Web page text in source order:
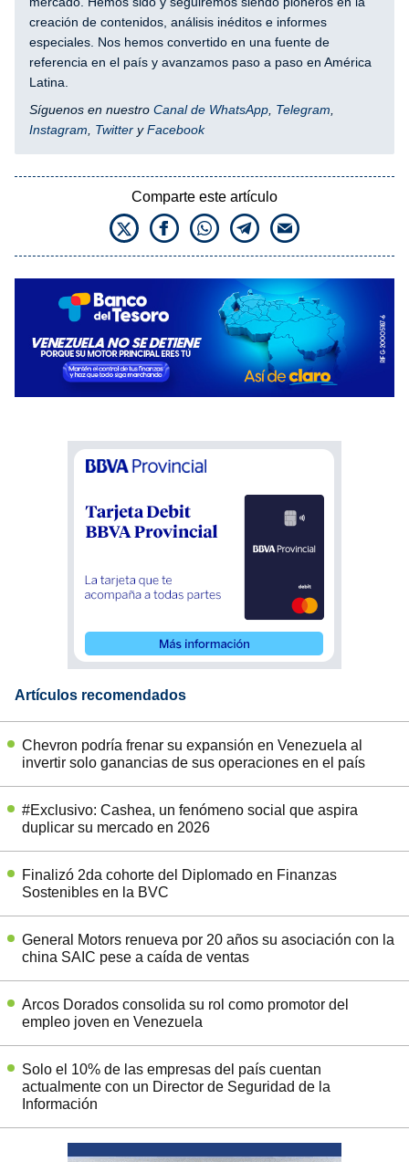
creación de contenidos, análisis inéditos e informes
especiales. Nos hemos convertido en una fuente de
referencia en el país y avanzamos paso a paso en América
Latina.
Síguenos en nuestro Canal de WhatsApp Telegram
Instagram
Twitter yFacebook
Comparte este artículo
Artículos recomendados
Chevron podría frenar su expansión en Venezuela al
invertir solo ganancias de sus operaciones en el país
#Exclusivo: Cashea, un fenómeno social que aspira
duplicar su mercado en 2026
Finalizó 2da cohorte del Diplomado en Finanzas
Sostenibles en la BVC
General Motors renueva por 20 años su asociación con la
china SAIC pese a caída de ventas
Arcos Dorados consolida su rol como promotor del
empleo joven en Venezuela
Solo el 10% de las empresas del país cuentan
actualmente con un Director de Seguridad de la
Información